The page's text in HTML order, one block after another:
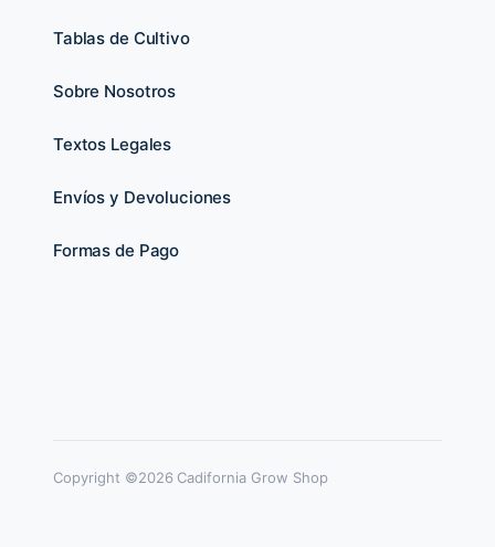
Tablas de Cultivo
Sobre Nosotros
Textos Legales
Envíos y Devoluciones
Formas de Pago
Copyright ©2026 Cadifornia Grow Shop